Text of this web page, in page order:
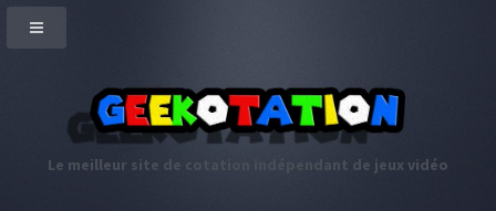
Le meilleur site de cotation indépendant de jeux vidéo